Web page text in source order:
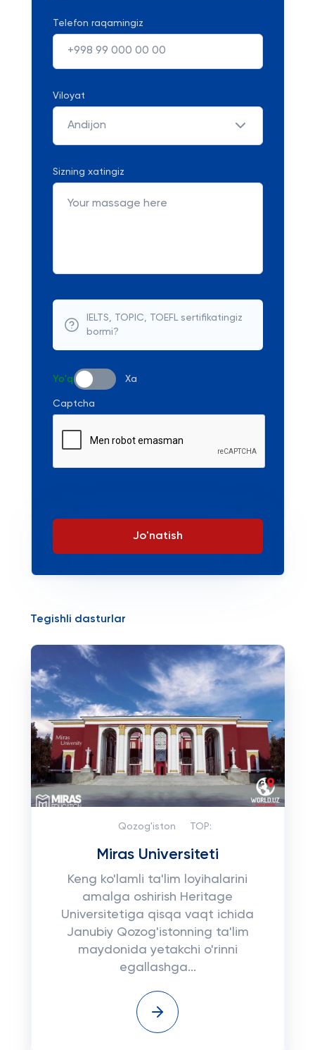
Telefon raqamingiz
Viloyat
Andijon
Sizning xatingiz
IELTS, TOPIC, TOEFL sertifikatingiz
bormi?
Yo'q Xa
Captcha
Jo'natish
Tegishli dasturlar
Qozog'iston TOP:
Miras Universiteti
Keng ko'lamli ta'lim loyihalarini
amalga oshirish Heritage
Universitetiga qisqa vaqt ichida
Janubiy Qozog'istonning ta'lim
maydonida yetakchi o'rinni
egallashga...